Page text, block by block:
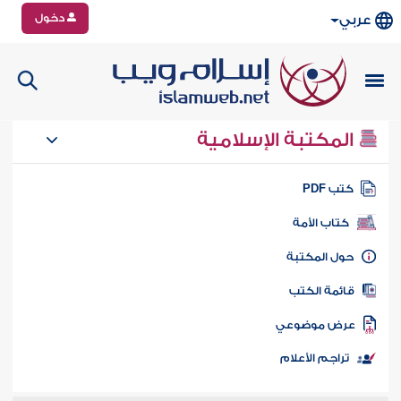
عربي دخول
المكتبة الإسلامية
كتب PDF
كتاب الأمة
المكتبة
الكتب
موضوعي